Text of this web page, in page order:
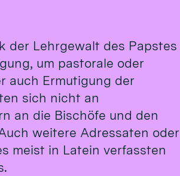
der Lehrgewalt des Papstes
um pastorale oder
auch Ermutigung der
sich nicht an
an die Bischöfe und den
weitere Adressaten oder
meist in Latein verfassten